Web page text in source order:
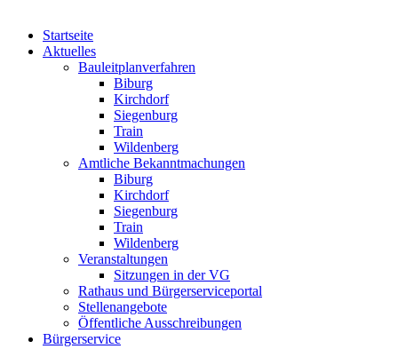
Startseite
Aktuelles
Bauleitplanverfahren
Biburg
Kirchdorf
Siegenburg
Train
Wildenberg
Amtliche Bekanntmachungen
Biburg
Kirchdorf
Siegenburg
Train
Wildenberg
Veranstaltungen
Sitzungen in der VG
Rathaus und Bürgerserviceportal
Stellenangebote
Öffentliche Ausschreibungen
Bürgerservice